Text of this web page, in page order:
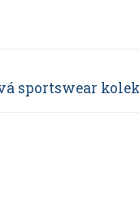
sportswear